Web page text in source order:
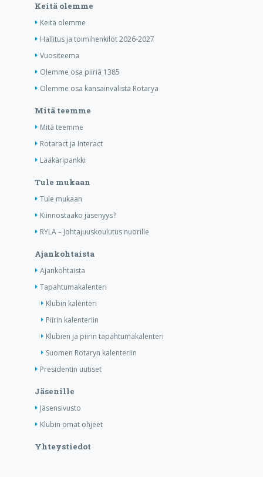
Keitä olemme
Keitä olemme
Hallitus ja toimihenkilöt 2026-2027
Vuositeema
Olemme osa piiriä 1385
Olemme osa kansainvälistä Rotarya
Mitä teemme
Mitä teemme
Rotaract ja Interact
Lääkäripankki
Tule mukaan
Tule mukaan
Kiinnostaako jäsenyys?
RYLA – Johtajuuskoulutus nuorille
Ajankohtaista
Ajankohtaista
Tapahtumakalenteri
Klubin kalenteri
Piirin kalenteriin
Klubien ja piirin tapahtumakalenteri
Suomen Rotaryn kalenteriin
Presidentin uutiset
Jäsenille
Jäsensivusto
Klubin omat ohjeet
Yhteystiedot